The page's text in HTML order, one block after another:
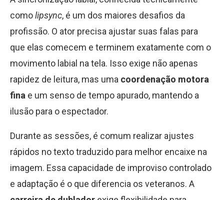
comolipsync, é um dos maiores desafios da
profissão. O ator precisa ajustar suas falas para
que elas comecem e terminem exatamente com o
movimento labial na tela. Isso exige não apenas
rapidez de leitura, mas uma coordenação motora
fina e um senso de tempo apurado, mantendo a
ilusão para o espectador.
Durante as sessões, é comum realizar ajustes
rápidos no texto traduzido para melhor encaixe na
imagem. Essa capacidade de improviso controlado
e adaptação é o que diferencia os veteranos. A